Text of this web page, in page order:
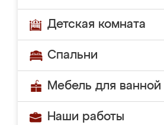
Детская комната
Спальни
Мебель для ванной
Наши работы